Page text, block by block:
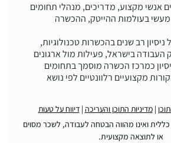
אנשי מקצוע, מדריכים, מנהלי תחומים
מעשי בעולמות ההייטק, ההכשרה
רב שנים בהכשרות טכנולוגיות,
העבודה בישראל, פעילות מול ארגונים
כמרכז הכשרה מוסמך בתחומים
מקצועיים רלוונטיים לפי נושא
|מדיניות התוכן והעריכה |דיווח על טעות
ואינו מהווה הבטחה לעבודה, לשכר מסוים
או לתוצאה מקצועית.